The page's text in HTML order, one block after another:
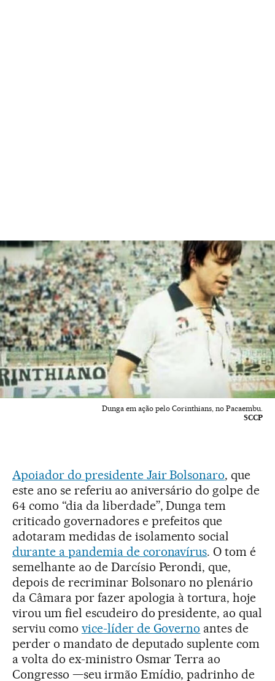
Dunga em ação pelo Corinthians, no Pacaembu.
SCCP
Apoiador do presidente Jair Bolsonaro, que
este ano se referiu ao aniversário do golpe de
64 como “dia da liberdade”, Dunga tem
criticado governadores e prefeitos que
adotaram medidas de isolamento social
durante a pandemia de coronavírus. O tom é
semelhante ao de Darcísio Perondi, que,
depois de recriminar Bolsonaro no plenário
da Câmara por fazer apologia à tortura, hoje
virou um fiel escudeiro do presidente, ao qual
serviu como vice-líder de Governo antes de
perder o mandato de deputado suplente com
a volta do ex-ministro Osmar Terra ao
Congresso —seu irmão Emídio, padrinho de